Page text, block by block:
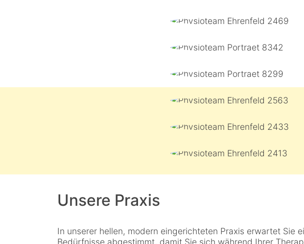
Unsere Praxis
In unserer hellen, modern eingerichteten Praxis erwartet Sie
Bedürfnisse abgestimmt, damit Sie sich während Ihrer